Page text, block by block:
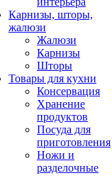
Карнизы, шторы,
жалюзи
Жалюзи
Карнизы
Шторы
Товары для кухни
Консервация
Хранение
продуктов
Посуда для
приготовления
Ножи и
разделочные